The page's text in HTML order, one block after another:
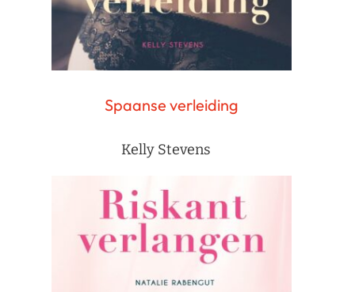
Spaanse verleiding
Kelly Stevens